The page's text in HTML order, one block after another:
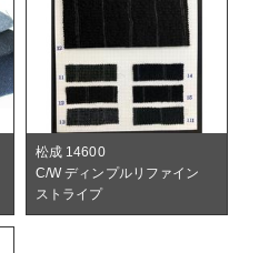
松成 14600
C/W ディンプルリファイン
ストライプ